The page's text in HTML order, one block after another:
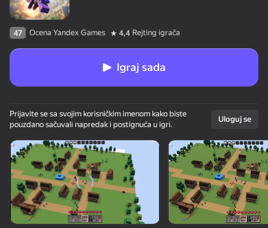
Rotirajte uređaj
Ova igra podržava samo pejzažna
orijentaciju
47 Ocena Yandex Games 4,4 Rejting igrača
Igraj sada
Prijavite se sa svojim korisničkim imenom kako biste
pouzdano sačuvali napredak i postignuća u igri.
Uloguj se